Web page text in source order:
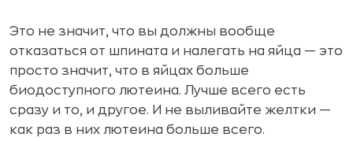
Это не значит, что вы должны вообще
отказаться от шпината и налегать на яйца — это
просто значит, что в яйцах больше
биодоступного лютеина. Лучше всего есть
сразу и то, и другое. И не выливайте желтки —
как раз в них лютеина больше всего.